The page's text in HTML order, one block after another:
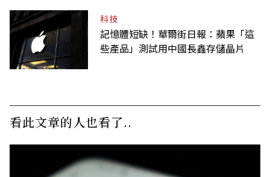
科技
記憶體短缺！華爾街日報：蘋果「這
些產品」測試用中國長鑫存儲晶片
看此文章的人也看了..